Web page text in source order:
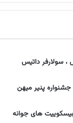
، سولارفر داتیس
پنیر میهن
های جوانه